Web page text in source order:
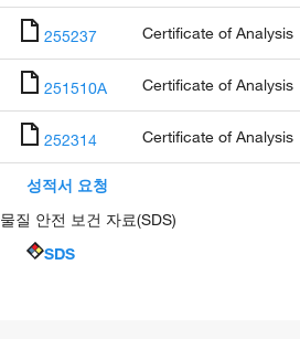
255237 Certificate of Analysis
251510A Certificate of Analysis
252314 Certificate of Analysis
성적서 요청
물질 안전 보건 자료(SDS)
SDS